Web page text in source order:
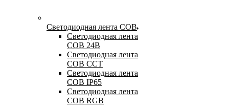
Светодиодная лента COB
Светодиодная лента
COB 24В
Светодиодная лента
COB CCT
Светодиодная лента
COB IP65
Светодиодная лента
COB RGB